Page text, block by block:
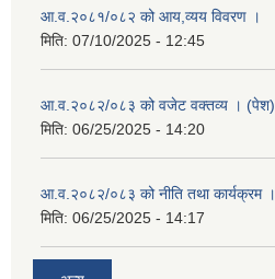
आ.व.२०८१/०८२ को आय,व्यय विवरण ।
मिति: 07/10/2025 - 12:45
आ.व.२०८२/०८३ को वजेट वक्तव्य । (पेश)
मिति: 06/25/2025 - 14:20
आ.व.२०८२/०८३ को नीति तथा कार्यक्रम ।
मिति: 06/25/2025 - 14:17